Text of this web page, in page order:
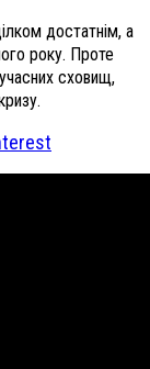
достатнім, а
року. Проте
сховищ,